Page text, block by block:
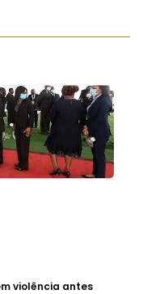
violência antes